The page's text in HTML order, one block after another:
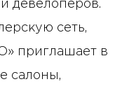
девелоперов.
сеть,
приглашает в
салоны,